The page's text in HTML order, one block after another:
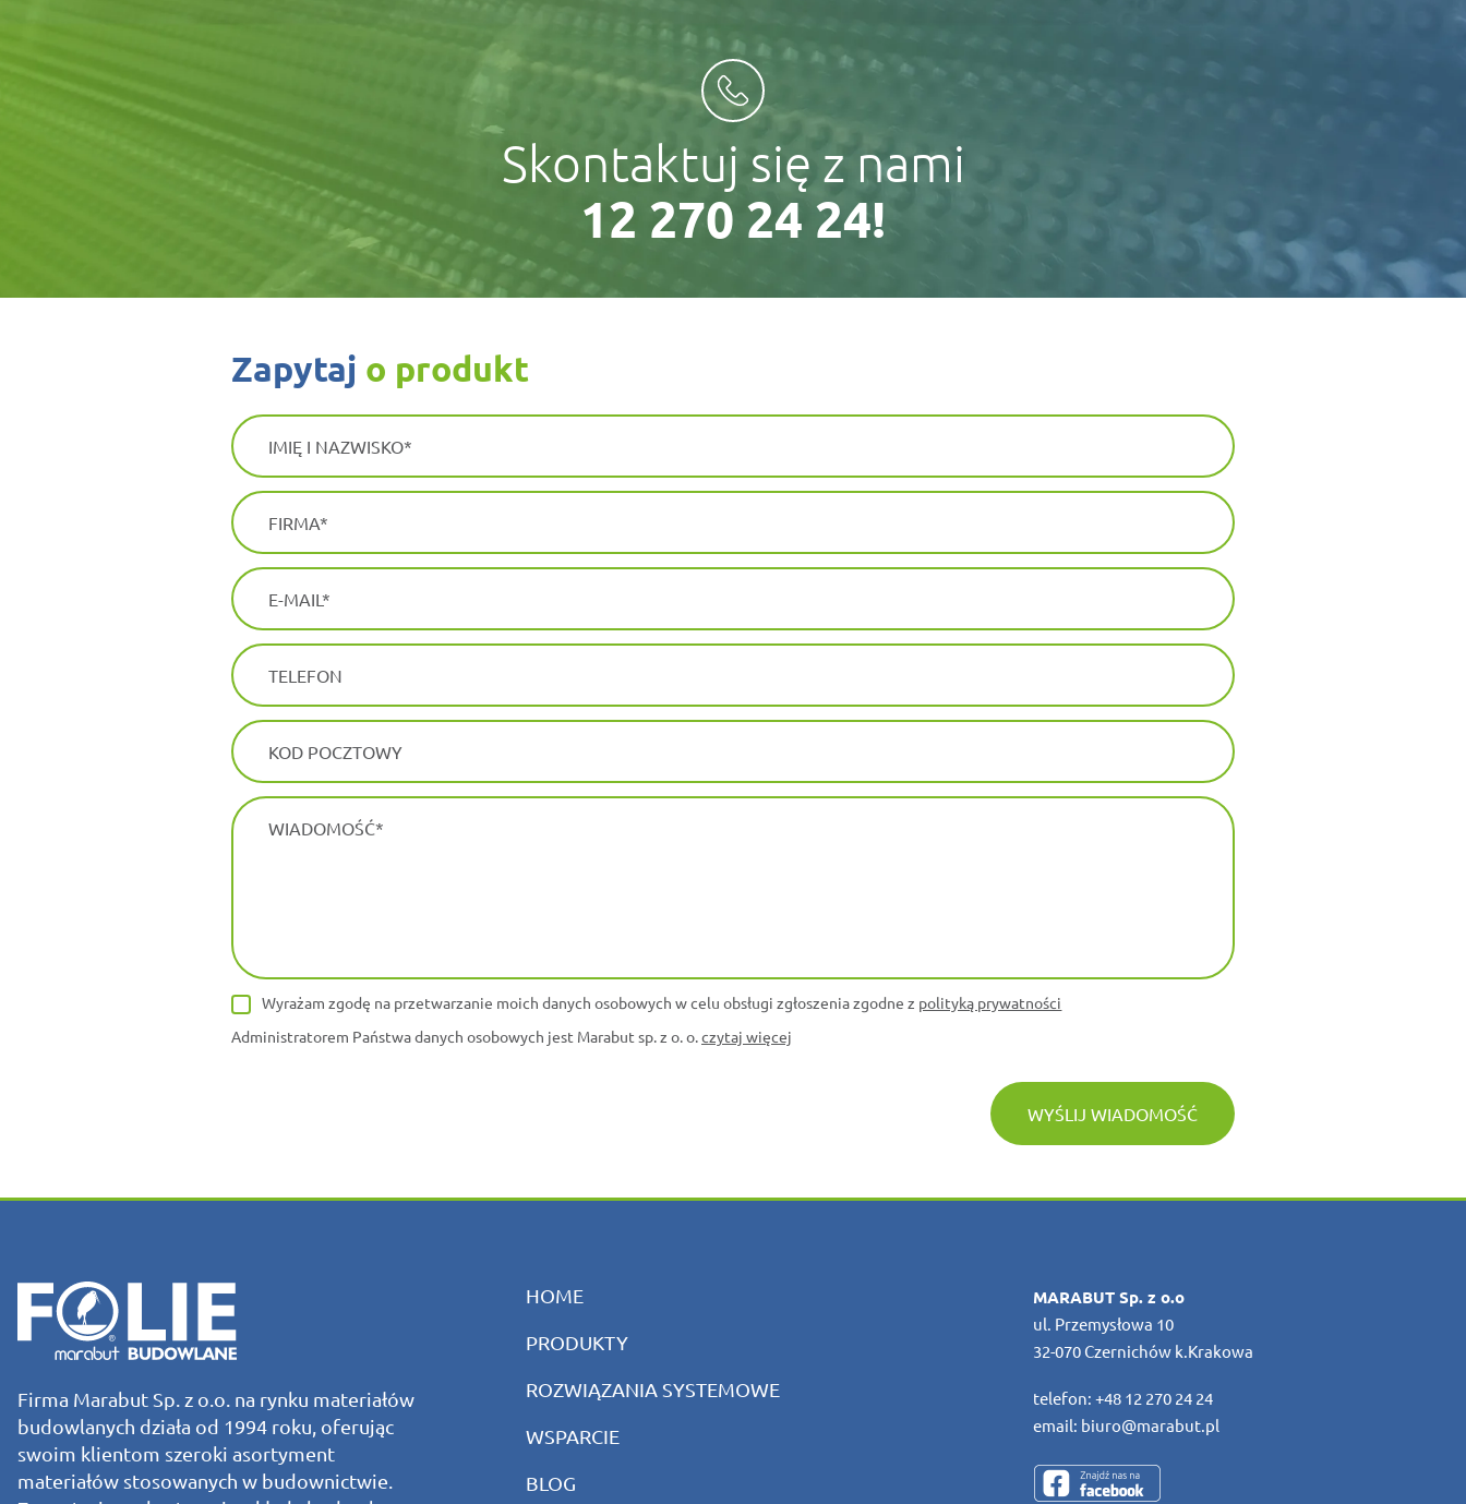
Skontaktuj się z nami
12 270 24 24!
zapytaj o produkt
IMIĘ I NAZWISKO
FIRMA
E-MAIL
TELEFON
KOD POCZTOWY
WIADOMOŚĆ
Wyrażam zgodę na przetwarzanie moich danych osobowych w celu obsługi zgłoszenia zgodne z polityką prywatności
Administratorem Państwa danych osobowych jest Marabut sp. z o. o.czytaj więcej
WYŚLIJ WIADOMOŚĆ
Firma Marabut Sp. z o.o. na rynku materiałów
budowlanych działa od 1994 roku, oferując
swoim klientom szeroki asortyment
materiałów stosowanych w budownictwie.
HOME
PRODUKTY
ROZWIĄZANIA SYSTEMOWE
WSPARCIE
BLOG
MARABUT Sp. z o.o
ul. Przemysłowa 10
32-070 Czernichów k.Krakowa
telefon:+48 12 270 24 24
email: biuro@marabut.pl